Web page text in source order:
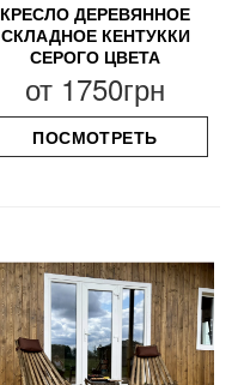
КРЕСЛО ДЕРЕВЯННОЕ
СКЛАДНОЕ КЕНТУККИ
СЕРОГО ЦВЕТА
от 1750грн
ПОСМОТРЕТЬ